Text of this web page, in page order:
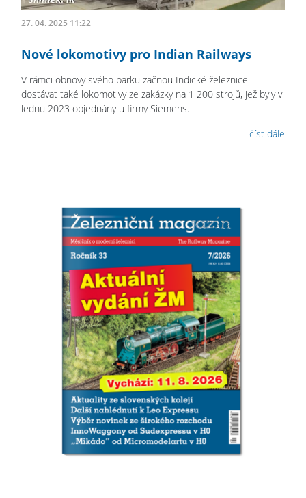
27. 04. 2025 11:22
Nové lokomotivy pro Indian Railways
V rámci obnovy svého parku začnou Indické železnice
dostávat také lokomotivy ze zakázky na 1 200 strojů, jež byly v
lednu 2023 objednány u firmy Siemens.
číst dále